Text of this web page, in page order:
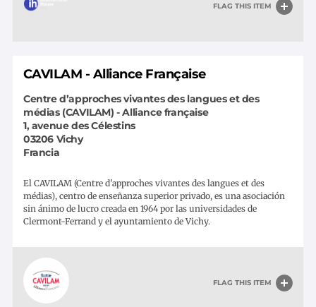
FLAG THIS ITEM
FLAG THIS ITEM
CAVILAM - Alliance Française
Centre d’approches vivantes des langues et des
médias (CAVILAM) - Alliance française
1, avenue des Célestins
03206 Vichy
Francia
El CAVILAM (Centre d'approches vivantes des langues et des
médias), centro de enseñanza superior privado, es una asociación
sin ánimo de lucro creada en 1964 por las universidades de
Clermont-Ferrand y el ayuntamiento de Vichy.